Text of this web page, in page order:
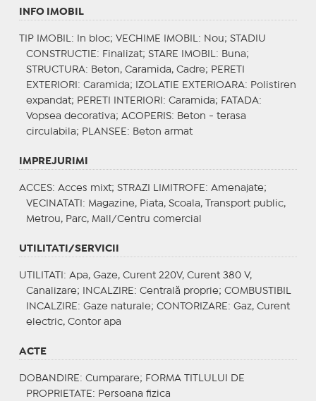
INFO IMOBIL
TIP IMOBIL : In bloc; VECHIME IMOBIL : Nou; STADIU
CONSTRUCTIE : Finalizat; STARE IMOBIL : Buna;
STRUCTURA: Beton, Caramida, Cadre; PERETI
EXTERIORI : Caramida; IZOLATIE EXTERIOARA: Polistiren
expandat; PERETI INTERIORI : Caramida; FATADA:
Vopsea decorativa; ACOPERIS: Beton - terasa
circulabila; PLANSEE : Beton armat
IMPREJURIMI
ACCES: Acces mixt; STRAZI LIMITROFE : Amenajate;
VECINATATI : Magazine, Piata, Scoala, Transport public,
Metrou, Parc, Mall/Centru comercial
UTILITATI/SERVICII
UTILITATI : Apa, Gaze, Curent 220V, Curent 380 V,
Canalizare;
INCALZIRE : Centrală proprie; COMBUSTIBIL
INCALZIRE : Gaze naturale; CONTORIZARE : Gaz, Curent
electric, Contor apa
ACTE
DOBANDIRE : Cumparare; FORMA TITLULUI DE
PROPRIETATE : Persoana fizica